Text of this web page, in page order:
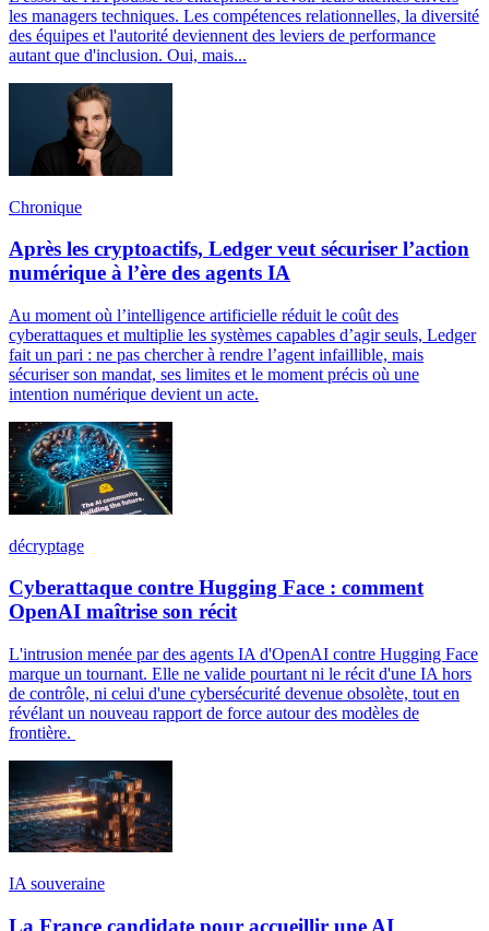
les managers techniques. Les compétences relationnelles, la diversité
des équipes et l'autorité deviennent des leviers de performance
autant que d'inclusion. Oui, mais...
Chronique
Après les cryptoactifs, Ledger veut sécuriser l’action
numérique à l’ère des agents IA
Au moment où l’intelligence artificielle réduit le coût des
cyberattaques et multiplie les systèmes capables d’agir seuls, Ledger
fait un pari : ne pas chercher à rendre l’agent infaillible, mais
sécuriser son mandat, ses limites et le moment précis où une
intention numérique devient un acte.
décryptage
Cyberattaque contre Hugging Face : comment
OpenAI maîtrise son récit
L'intrusion menée par des agents IA d'OpenAI contre Hugging Face
marque un tournant. Elle ne valide pourtant ni le récit d'une IA hors
de contrôle, ni celui d'une cybersécurité devenue obsolète, tout en
révélant un nouveau rapport de force autour des modèles de
frontière.
IA souveraine
La France candidate pour accueillir une AI